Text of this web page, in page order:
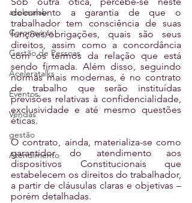
aceleralab
Coronavírus
Gestão de Pessoas
Aceleratalks
Eventos
Vendas
gestão
Atendimento
documento a garantia de que o
trabalhador tem consciência de suas
funções/obrigações, quais são seus
direitos, assim como a concordância
com os termos da relação que está
sendo firmada. Além disso, seguindo
normas mais modernas, é no contrato
de trabalho que serão instituídas
previsões relativas à confidencialidade,
exclusividade e até mesmo questões
éticas.
O contrato, ainda, materializa-se como
garantidor do atendimento aos
dispositivos Constitucionais que
estabelecem os direitos do trabalhador,
a partir de cláusulas claras e objetivas –
porém detalhadas.